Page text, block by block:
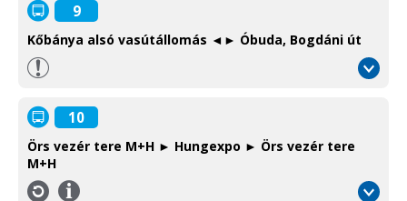
9
Kőbánya alsó vasútállomás ◄► Óbuda, Bogdáni út
10
Örs vezér tere M+H ► Hungexpo ► Örs vezér tere
M+H
Információ